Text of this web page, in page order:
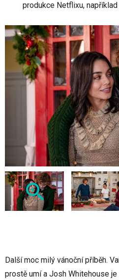
produkce Netflixu,
Další moc milý vánoční příběh.
prostě umí a Josh Whitehouse